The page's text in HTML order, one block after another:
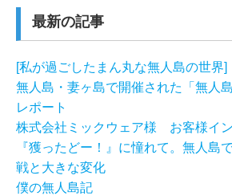
最新の記事
[私が過ごしたまん丸な無人島の世界]
無人島・妻ヶ島で開催された「無人
レポート
株式会社ミックウェア様 お客様イ
『獲ったどー！』に憧れて。無人島
戦と大きな変化
僕の無人島記